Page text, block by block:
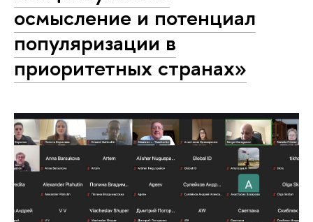
осмысление и потенциал
популяризации в
приоритетных странах»